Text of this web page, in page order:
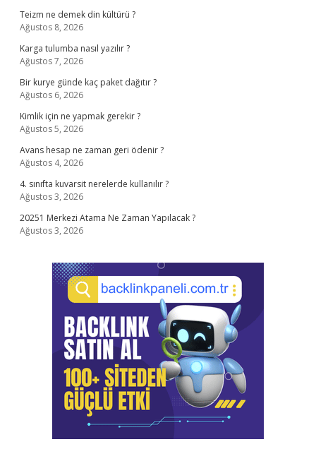
Teizm ne demek din kültürü ?
Ağustos 8, 2026
Karga tulumba nasıl yazılır ?
Ağustos 7, 2026
Bir kurye günde kaç paket dağıtır ?
Ağustos 6, 2026
Kimlik için ne yapmak gerekir ?
Ağustos 5, 2026
Avans hesap ne zaman geri ödenir ?
Ağustos 4, 2026
4. sınıfta kuvarsit nerelerde kullanılır ?
Ağustos 3, 2026
20251 Merkezi Atama Ne Zaman Yapılacak ?
Ağustos 3, 2026